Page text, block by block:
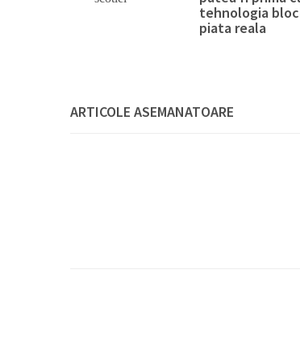
tehnologia
piata reala
ARTICOLE ASEMANATOARE